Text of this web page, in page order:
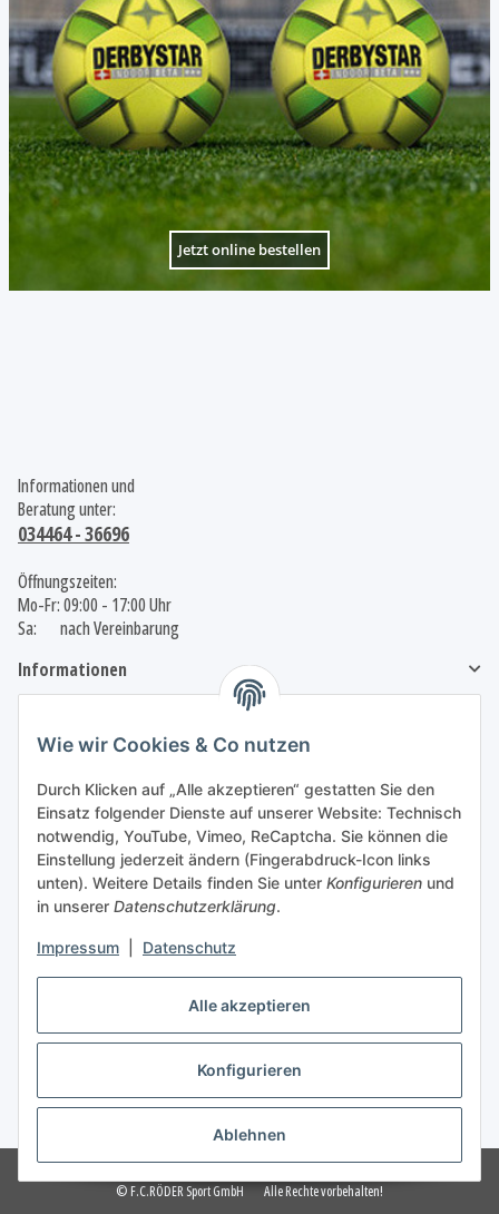
Alle akzeptieren
Konfigurieren
Ablehnen
Wie wir Cookies & Co nutzen
Durch Klicken auf „Alle akzeptieren“ gestatten Sie den
Einsatz folgender Dienste auf unserer Website: Technisch
notwendig, YouTube, Vimeo, ReCaptcha. Sie können die
Einstellung jederzeit ändern (Fingerabdruck-Icon links
unten). Weitere Details finden Sie unter Konfigurieren und
in unserer Datenschutzerklärung.
Impressum Datenschutz
Jetzt online bestellen
Informationen und
Beratung unter:
034464 - 36696
Öffnungszeiten:
Mo-Fr: 09:00 - 17:00 Uhr
Sa: nach Vereinbarung
Informationen
Vertrag widerrufen
Wir nutzen Trusted Shops als unabhängigen Dienstleister für die Einholung von
Bewertungen.
Trusted Shops hat Maßnahmen getroffen, um sicherzustellen, dass es es sich um
** Veredelte Ware ist vom Umtausch und
ausgeschlossen!
© F.C.RÖDER Sport GmbH
Alle Rechte vorbehalten!